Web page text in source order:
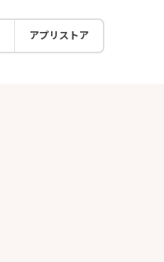
アプリストア